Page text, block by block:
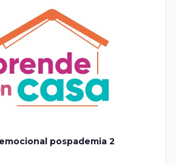
pospademia 2